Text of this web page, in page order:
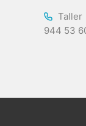
Taller
944 53